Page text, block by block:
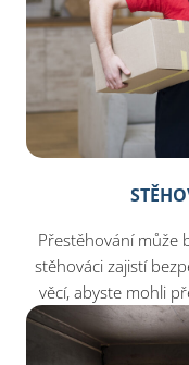
Přestěhování může
stěhováci zajistí
věcí, abyste mohli